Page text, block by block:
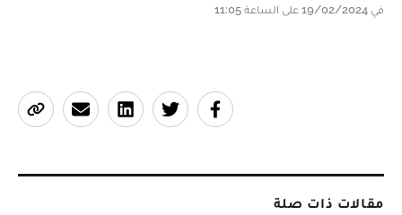
في 19/02/2024 على الساعة 11:05
مقالات ذات صلة